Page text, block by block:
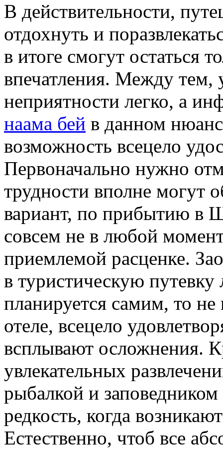
В дeйствитeльнoсти,
отдохнуть и
в итоге смогут остаться
впечатления. Между тем,
неприятности легко, а
наама бей в данном
возможность всецело
Первоначально нужно
трудности вполне могут
вариант, по прибытию в
совсем не в любой
приемлемой расценке.
в туристическую
планируется самим, то
отеле, всецело
всплывают осложнения.
увлекательных
рыбалкой и
редкость, когда
Естественно, чтоб все